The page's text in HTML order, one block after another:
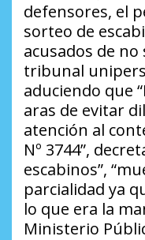
defensores, el
sorteo de
acusados de
tribunal
aduciendo que
aras de evitar
atención al
Nº 3744”,
escabinos”,
parcialidad ya
lo que era la
Ministerio